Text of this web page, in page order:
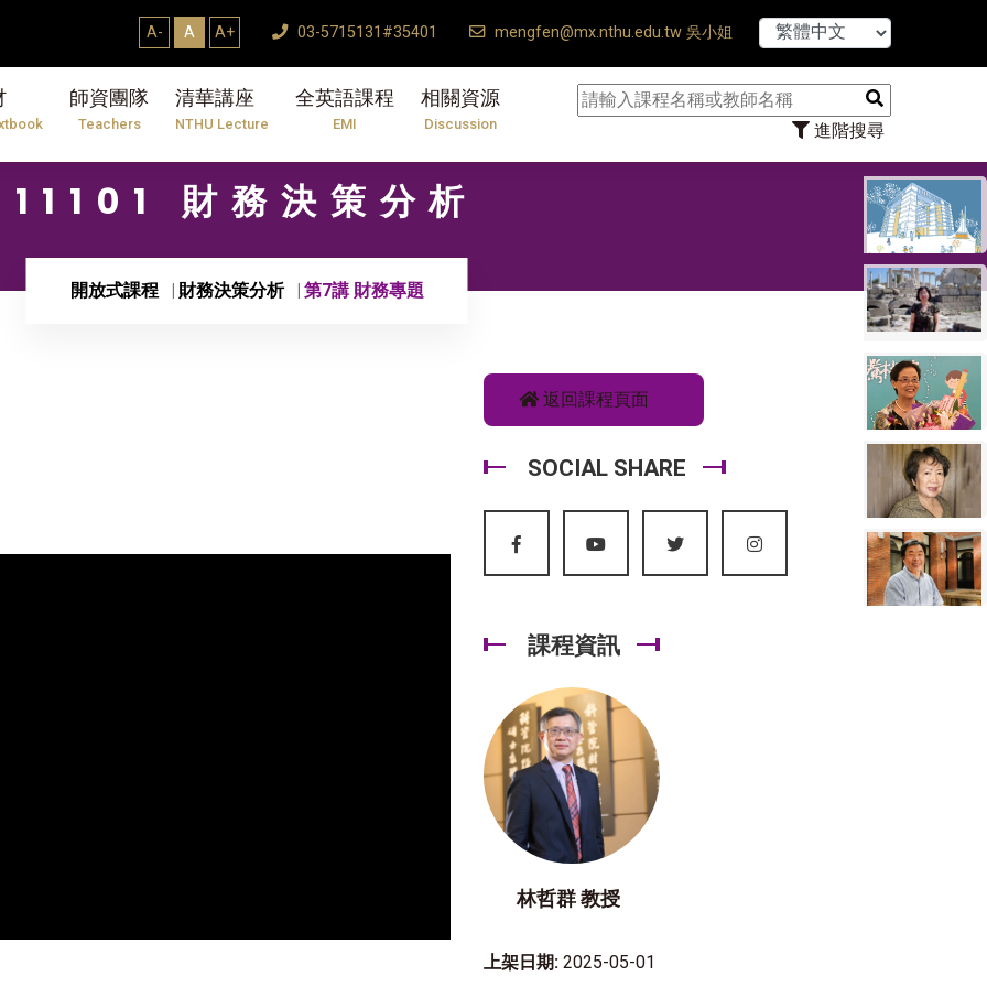
A- A A+ 03-5715131#35401 mengfen@mx.nthu.edu.tw 吳小姐
師資團隊
Teachers
清華講座
NTHU Lecture
全英語課程
EMI
相關資源
Discussion 進階搜尋
期研究生論文口試結束Thesis Defense Ends ♠ 【8/1】115學年度
11101 財務決策分析
開放式課程 財務決策分析 第7講 財務專題
返回課程頁面
SOCIAL SHARE
課程資訊
林哲群 教授
上架日期: 2025-05-01